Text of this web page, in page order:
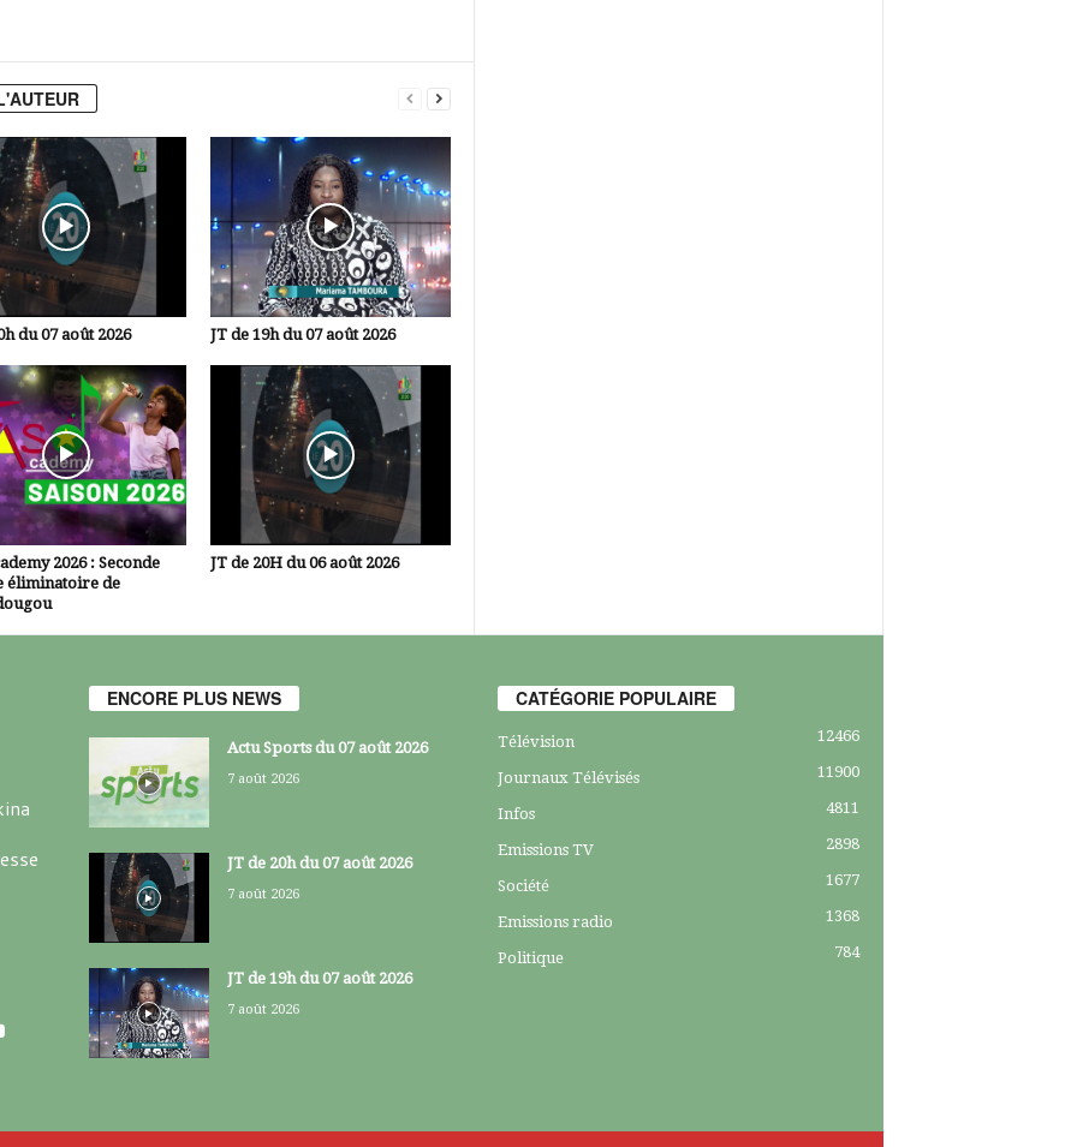
du 07 août 2026 JT de 19h du 07 août 2026
2026 : Seconde
éliminatoire de
JT de 20H du 06 août 2026
ENCORE PLUS NEWS
Actu Sports du 07 août 2026
7 août 2026
JT de 20h du 07 août 2026
7 août 2026
JT de 19h du 07 août 2026
7 août 2026
CATÉGORIE POPULAIRE
Télévision 12466
Journaux Télévisés 11900
Infos 4811
Emissions TV 2898
Société 1677
Emissions radio 1368
Politique 784